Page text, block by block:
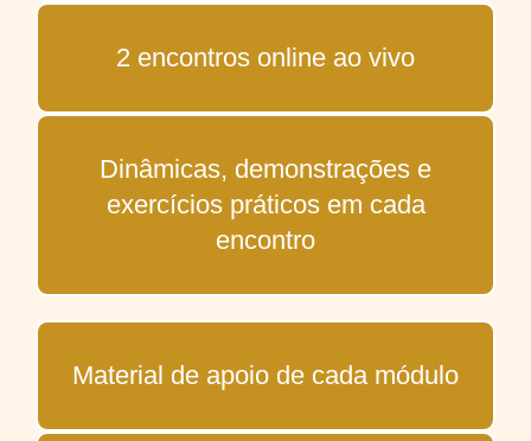
2 encontros online ao vivo
Dinâmicas, demonstrações e
exercícios práticos em cada
encontro
Material de apoio de cada módulo